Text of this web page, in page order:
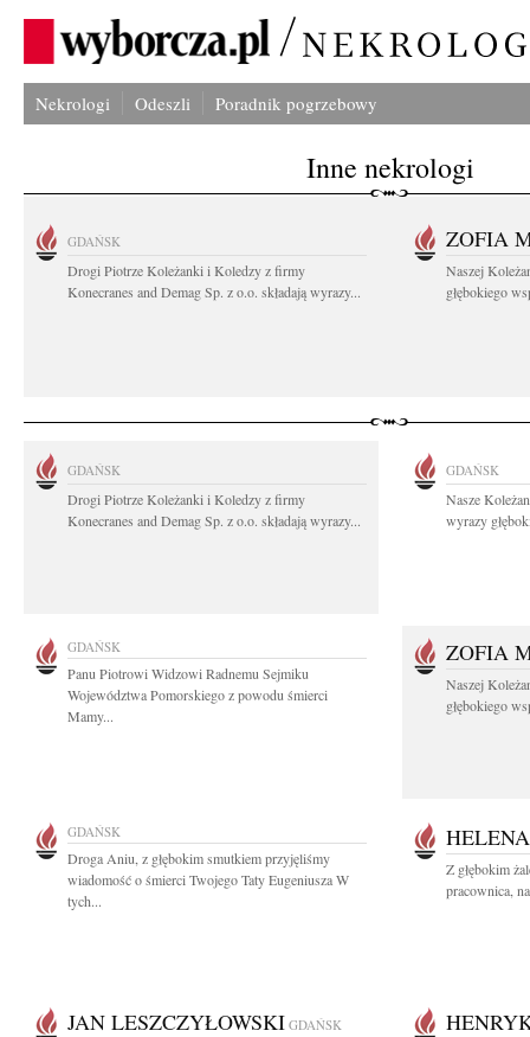
Nekrologi Odeszli Poradnik pogrzebowy
Inne nekrologi
GDAŃSK
Drogi Piotrze Koleżanki i Koledzy z firmy
Konecranes and Demag Sp. z o.o. składają wyrazy...
ZOFIA
Naszej
głębokiego
GDAŃSK
Drogi Piotrze Koleżanki i Koledzy z firmy
Konecranes and Demag Sp. z o.o. składają wyrazy...
GDAŃSK
Nasze
wyrazy
GDAŃSK
Panu Piotrowi Widzowi Radnemu Sejmiku
Województwa Pomorskiego z powodu śmierci
Mamy...
ZOFIA
Naszej
głębokiego
GDAŃSK
Droga Aniu, z głębokim smutkiem przyjęliśmy
wiadomość o śmierci Twojego Taty Eugeniusza W
tych...
Z głębokim
pracownica,
JAN LESZCZYŁOWSKI GDAŃSK